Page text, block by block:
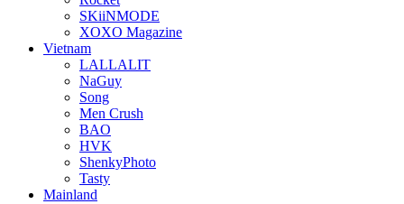
SKiiNMODE
XOXO Magazine
Vietnam
LALLALIT
NaGuy
Song
Men Crush
BAO
HVK
ShenkyPhoto
Tasty
Mainland